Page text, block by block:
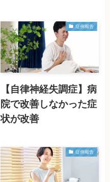
症例報告
【自律神経失調症】病
院で改善しなかった症
状が改善
症例報告